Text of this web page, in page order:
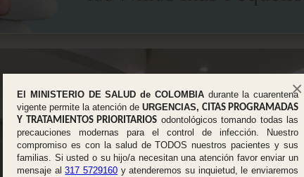
El MINISTERIO DE SALUD de COLOMBIAdurante la cuarentena
vigente permite la atención de URGENCIAS, CITAS PROGRAMADAS
Y TRATAMIENTOS PRIORITARIOS odontológicos tomando todas las
precauciones modernas para el control de infección. Nuestro
compromiso es con la salud de TODOS nuestros pacientes y sus
familias. Si usted o su hijo/a necesitan una atención favor enviar un
mensaje al317 5729160 y atenderemos su inquietud, le enviaremos
×